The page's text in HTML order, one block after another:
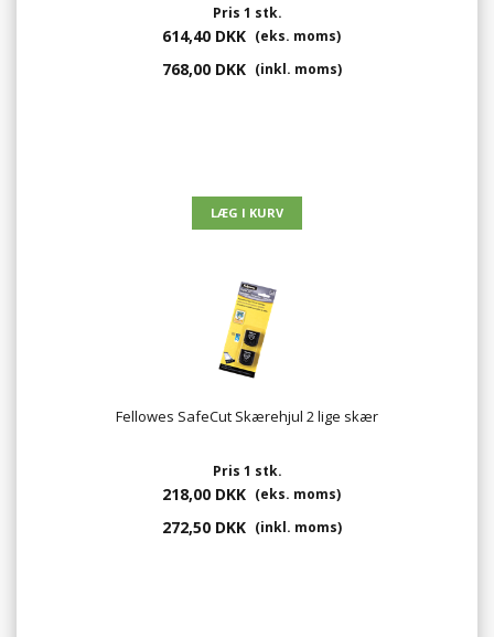
Pris 1 stk.
614,40 DKK (eks. moms)
768,00 DKK (inkl. moms)
Fellowes SafeCut Skærehjul 2 lige skær
Pris 1 stk.
218,00 DKK (eks. moms)
272,50 DKK (inkl. moms)